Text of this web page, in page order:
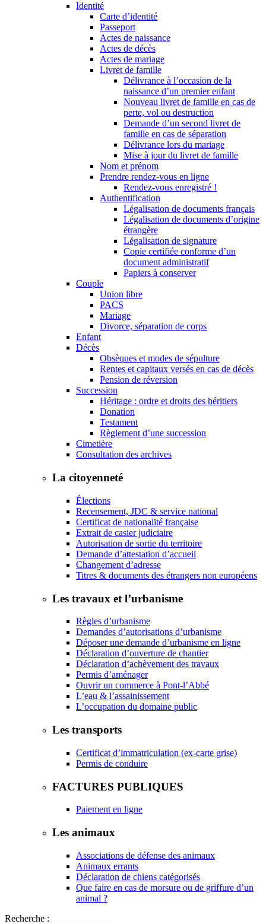
Identité
Carte d’identité
Passeport
Actes de naissance
Actes de décès
Actes de mariage
Livret de famille
Délivrance à l’occasion de la
naissance d’un premier enfant
Nouveau livret de famille en cas de
perte, vol ou destruction
Demande d’un second livret de
famille en cas de séparation
Délivrance lors du mariage
Mise à jour du livret de famille
Nom et prénom
Prendre rendez-vous en ligne
Rendez-vous enregistré !
Authentification
Légalisation de documents français
Légalisation de documents d’origine
étrangère
Légalisation de signature
Copie certifiée conforme d’un
document administratif
Papiers à conserver
Couple
Union libre
PACS
Mariage
Divorce, séparation de corps
Enfant
Décès
Obsèques et modes de sépulture
Rentes et capitaux versés en cas de décès
Pension de réversion
Succession
Héritage : ordre et droits des héritiers
Donation
Testament
Règlement d’une succession
Cimetière
Consultation des archives
La citoyenneté
Élections
Recensement, JDC & service national
Certificat de nationalité française
Extrait de casier judiciaire
Autorisation de sortie du territoire
Demande d’attestation d’accueil
Changement d’adresse
Titres & documents des étrangers non européens
Les travaux et l’urbanisme
Règles d’urbanisme
Demandes d’autorisations d’urbanisme
Déposer une demande d’urbanisme en ligne
Déclaration d’ouverture de chantier
Déclaration d’achèvement des travaux
Permis d’aménager
Ouvrir un commerce à Pont-l’Abbé
L’eau & l’assainissement
L’occupation du domaine public
Les transports
Certificat d’immatriculation (ex-carte grise)
Permis de conduire
FACTURES PUBLIQUES
Paiement en ligne
Les animaux
Associations de défense des animaux
Animaux errants
Déclaration de chiens catégorisés
Que faire en cas de morsure ou de griffure d’un
animal ?
Recherche :